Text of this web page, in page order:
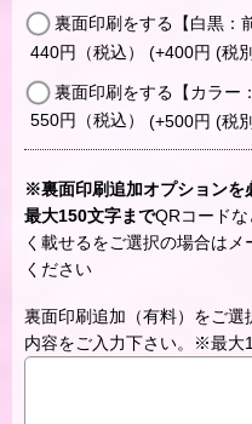
裏面印刷をする【白黒：
440円（税込） (+400円 (税
裏面印刷をする【カラー
550円（税込） (+500円 (税
※裏面印刷追加オプション
最大150文字までQRコード
く載せるをご選択の場合は
ください
裏面印刷追加（有料）をご
内容をご入力下さい。※最大